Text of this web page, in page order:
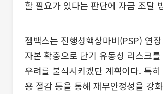
할 필요가 있다는 판단에 자금 조달
젬백스는 진행성핵상마비(PSP) 연
자본 확충으로 단기 유동성 리스크
우려를 불식시키겠단 계획이다. 특
용 절감 등을 통해 재무안정성을 강